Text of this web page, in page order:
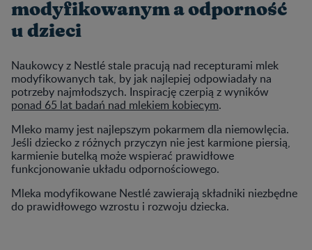
modyfikowanym a odporność
u dzieci
Naukowcy z Nestlé stale pracują nad recepturami mlek
modyfikowanych tak, by jak najlepiej odpowiadały na
potrzeby najmłodszych. Inspirację czerpią z wyników
ponad 65 lat badań nad mlekiem kobiecym.
Mleko mamy jest najlepszym pokarmem dla niemowlęcia.
Jeśli dziecko z różnych przyczyn nie jest karmione piersią,
karmienie butelką może wspierać prawidłowe
funkcjonowanie układu odpornościowego.
Mleka modyfikowane Nestlé zawierają składniki niezbędne
do prawidłowego wzrostu i rozwoju dziecka.